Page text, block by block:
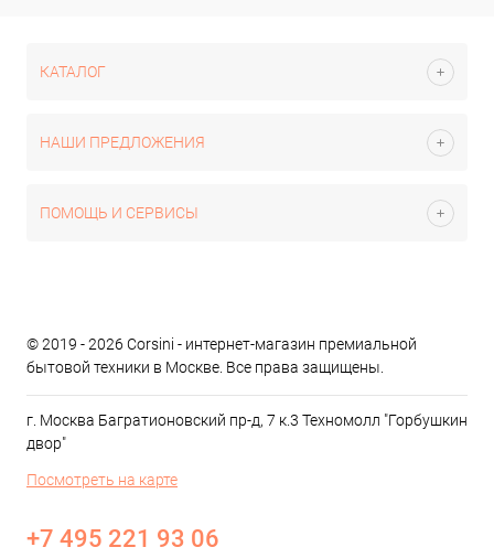
КАТАЛОГ
НАШИ ПРЕДЛОЖЕНИЯ
ПОМОЩЬ И СЕРВИСЫ
© 2019 - 2026 Corsini - интернет-магазин премиальной
бытовой техники в Москве. Все права защищены.
г. Москва Багратионовский пр-д, 7 к.3 Техномолл "Горбушкин
двор"
Посмотреть на карте
+7 495 221 93 06